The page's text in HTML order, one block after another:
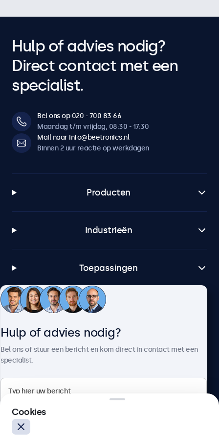
Hulp of advies nodig?
Direct contact met een
specialist.
Bel ons op 020 - 700 83 66
Maandag t/m vrijdag, 08:30 - 17:30
Mail naar info@beetronics.nl
Binnen 2 uur reactie op werkdagen
Producten
Industrieën
Toepassingen
Klantenservice
Hulp of advies nodig?
Bel ons of stuur een bericht en kom direct in contact met een
specialist.
Cookies